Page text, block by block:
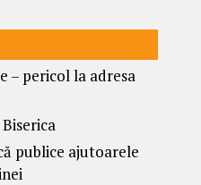
– pericol la adresa
publice ajutoarele